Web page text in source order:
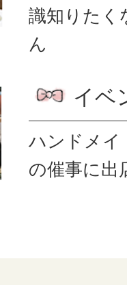
識知りたく
ん
イベ
ハンドメイ
の催事に出